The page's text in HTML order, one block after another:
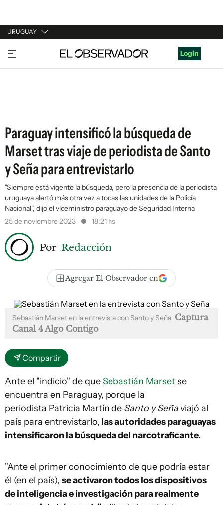
URUGUAY
URUGUAY
ARGENTINA
Login
Paraguay intensificó la búsqueda de
Marset tras viaje de periodista de Santo
y Seña para entrevistarlo
"Siempre está vigente la búsqueda, pero la presencia de la periodista
uruguaya alertó más otra vez a todas las unidades de la Policía
Nacional", dijo el viceministro paraguayo de Seguridad Interna
25 de noviembre 2023
18:21 hs
Por Redacción
Agregar El Observador en
Sebastián Marset en la entrevista con Santo y Seña Captura
Canal 4 Algo Contigo
Compartir
Ante el "indicio" de queSebastián Marsetse
encuentra en Paraguay, porque la
periodista Patricia Martín de Santo y Señaviajó al
país para entrevistarlo, las autoridades paraguayas
intensificaron la búsqueda del narcotraficante.
"Ante el primer conocimiento de que podría estar
él (en el país), se activaron todos los dispositivos
de inteligencia e investigación para realmente